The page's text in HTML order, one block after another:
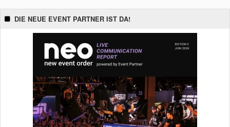
DIE NEUE EVENT PARTNER IST DA!